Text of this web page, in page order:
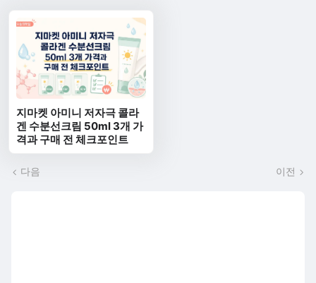
지마켓 아미니 저자극 콜라
겐 수분선크림 50ml 3개 가
격과 구매 전 체크포인트
다음 이전